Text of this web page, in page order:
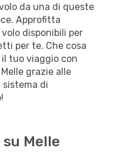
da una di queste
Approfitta
disponibili per
per te. Che cosa
tuo viaggio con
grazie alle
di
Melle